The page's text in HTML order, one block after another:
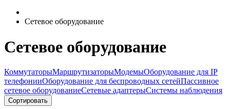
Сетевое оборудование
Сетевое оборудование
КоммутаторыМаршрутизаторыМодемыОборудование для IP
телефонииОборудование для беспроводных сетейПассивное
сетевое оборудованиеСетевые адаптерыСистемы наблюдения
Сортировать